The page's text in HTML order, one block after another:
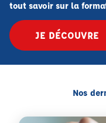
tout savoir sur la
JE DÉCOUVRE
Nos